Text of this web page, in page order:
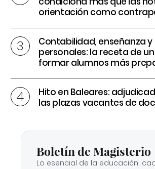
orientación como
Contabilidad, enseñanza y
personales: la receta de
formar alumnos más
Hito en Baleares:
las plazas vacantes de
Boletín de Magisterio
Lo esencial de la educación,